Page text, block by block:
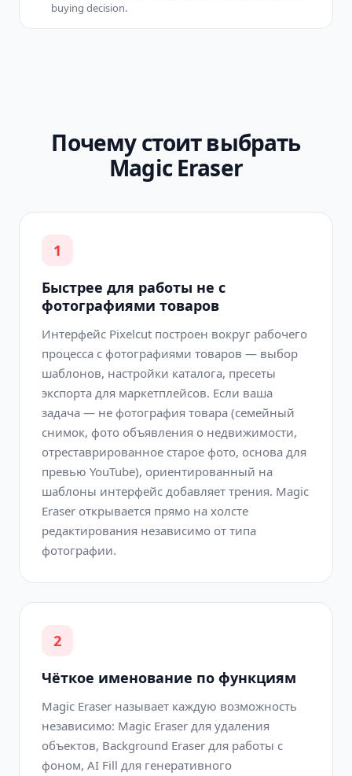
buying decision.
Почему стоит выбрать
Magic Eraser
1
Быстрее для работы не с
фотографиями товаров
Интерфейс Pixelcut построен вокруг рабочего
процесса с фотографиями товаров — выбор
шаблонов, настройки каталога, пресеты
экспорта для маркетплейсов. Если ваша
задача — не фотография товара (семейный
снимок, фото объявления о недвижимости,
отреставрированное старое фото, основа для
превью YouTube), ориентированный на
шаблоны интерфейс добавляет трения. Magic
Eraser открывается прямо на холсте
редактирования независимо от типа
фотографии.
2
Чёткое именование по функциям
Magic Eraser называет каждую возможность
независимо: Magic Eraser для удаления
объектов, Background Eraser для работы с
фоном, AI Fill для генеративного